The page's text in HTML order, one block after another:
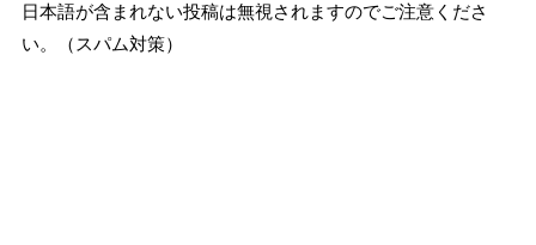
日本語が含まれない投稿は無視されますのでご注意くださ
い。（スパム対策）